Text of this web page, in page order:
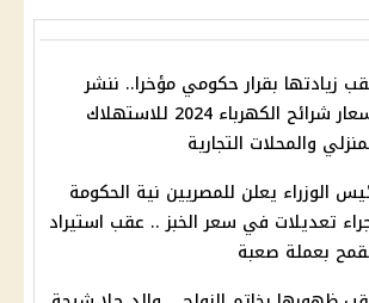
زيادتها بقرار حكومي مؤخرا.. ننشر
أسعار شرائح الكهرباء 2024 للاستهلاك
والمحلات التجارية
الوزراء يعلن للمصريين نية الحكومة
تعديلات في سعر الخبز .. عقب استيراد
بعملة صعبة